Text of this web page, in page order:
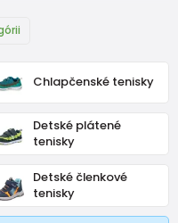
môžete zo značiek,
Chlapčenské tenisky
Detské plátené
tenisky
Detské členkové
tenisky